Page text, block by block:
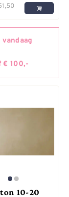
vandaag
€ 100,-
10-20